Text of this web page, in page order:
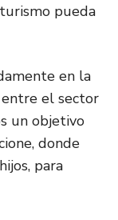
pueda
en la
el sector
un objetivo
donde
para